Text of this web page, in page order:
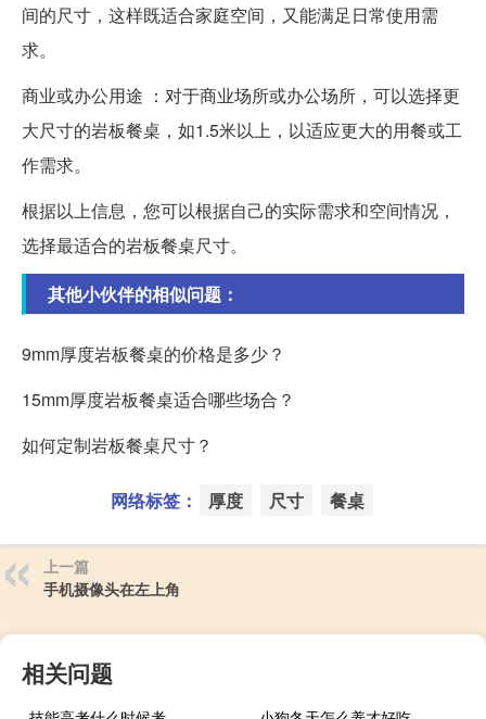
间的尺寸，这样既适合家庭空间，又能满足日常使用需
求。
商业或办公用途 ：对于商业场所或办公场所，可以选择更
大尺寸的岩板餐桌，如1.5米以上，以适应更大的用餐或工
作需求。
根据以上信息，您可以根据自己的实际需求和空间情况，
选择最适合的岩板餐桌尺寸。
其他小伙伴的相似问题：
9mm厚度岩板餐桌的价格是多少？
15mm厚度岩板餐桌适合哪些场合？
如何定制岩板餐桌尺寸？
网络标签： 厚度 尺寸 餐桌
上一篇
手机摄像头在左上角
相关问题